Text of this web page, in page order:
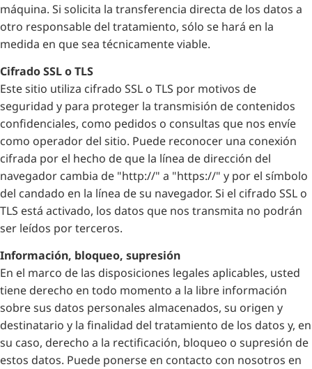
máquina. Si solicita la transferencia directa de los datos a
otro responsable del tratamiento, sólo se hará en la
medida en que sea técnicamente viable.
Cifrado SSL o TLS
Este sitio utiliza cifrado SSL o TLS por motivos de
seguridad y para proteger la transmisión de contenidos
confidenciales, como pedidos o consultas que nos envíe
como operador del sitio. Puede reconocer una conexión
cifrada por el hecho de que la línea de dirección del
navegador cambia de "http://" a "https://" y por el símbolo
del candado en la línea de su navegador. Si el cifrado SSL o
TLS está activado, los datos que nos transmita no podrán
ser leídos por terceros.
Información, bloqueo, supresión
En el marco de las disposiciones legales aplicables, usted
tiene derecho en todo momento a la libre información
sobre sus datos personales almacenados, su origen y
destinatario y la finalidad del tratamiento de los datos y, en
su caso, derecho a la rectificación, bloqueo o supresión de
estos datos. Puede ponerse en contacto con nosotros en